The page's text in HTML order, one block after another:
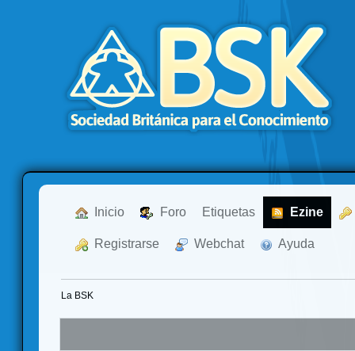
Inicio Foro Etiquetas Ezine
Registrarse Webchat Ayuda
La BSK